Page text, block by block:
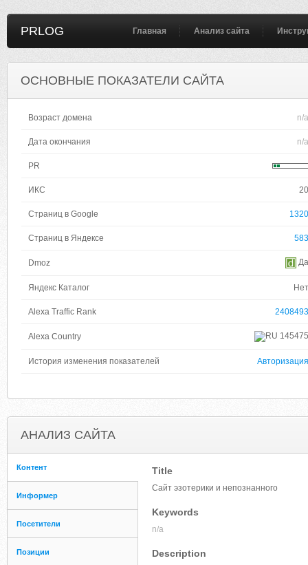
PRLOG Главная Анализ сайта
ОСНОВНЫЕ ПОКАЗАТЕЛИ САЙТА
Возраст домена n/a
Дата окончания n/a
PR
ИКС 20
Страниц в Google 1320
Страниц в Яндексе 583
Dmoz Да
Яндекс Каталог Нет
Alexa Traffic Rank 2408493
Alexa Country 145475
История изменения показателей Авторизация
АНАЛИЗ САЙТА
Контент
Информер
Посетители
Позиции
Title
Сайт эзотерики и непознанного
Keywords
n/a
Description